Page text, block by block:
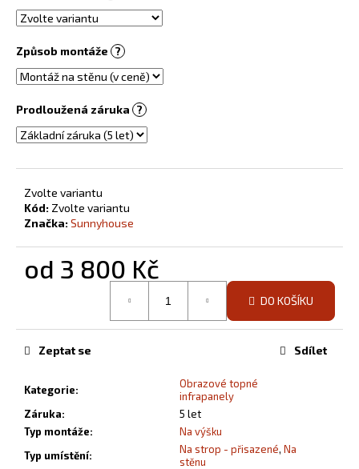
Způsob montáže ?
Prodloužená záruka ?
Zvolte variantu
Kód: Zvolte variantu
Značka:Sunnyhouse
od 3 800 Kč
DO KOŠÍKU
Kategorie:
Obrazové topné
infrapanely
Záruka:
5 let
Typ montáže:
Na výšku
Typ umístění: Na strop - přisazené, Na
stěnu
Zeptat se Sdílet